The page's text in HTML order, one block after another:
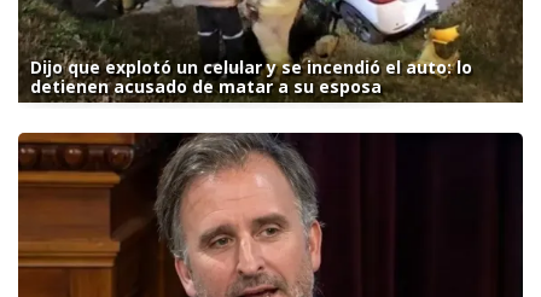
Dijo que explotó un celular y se incendió el auto: lo
detienen acusado de matar a su esposa